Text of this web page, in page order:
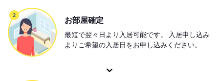
お部屋確定
最短で翌々日より入居可能です。 入居申し込み
よりご希望の入居日をお申し込みください。